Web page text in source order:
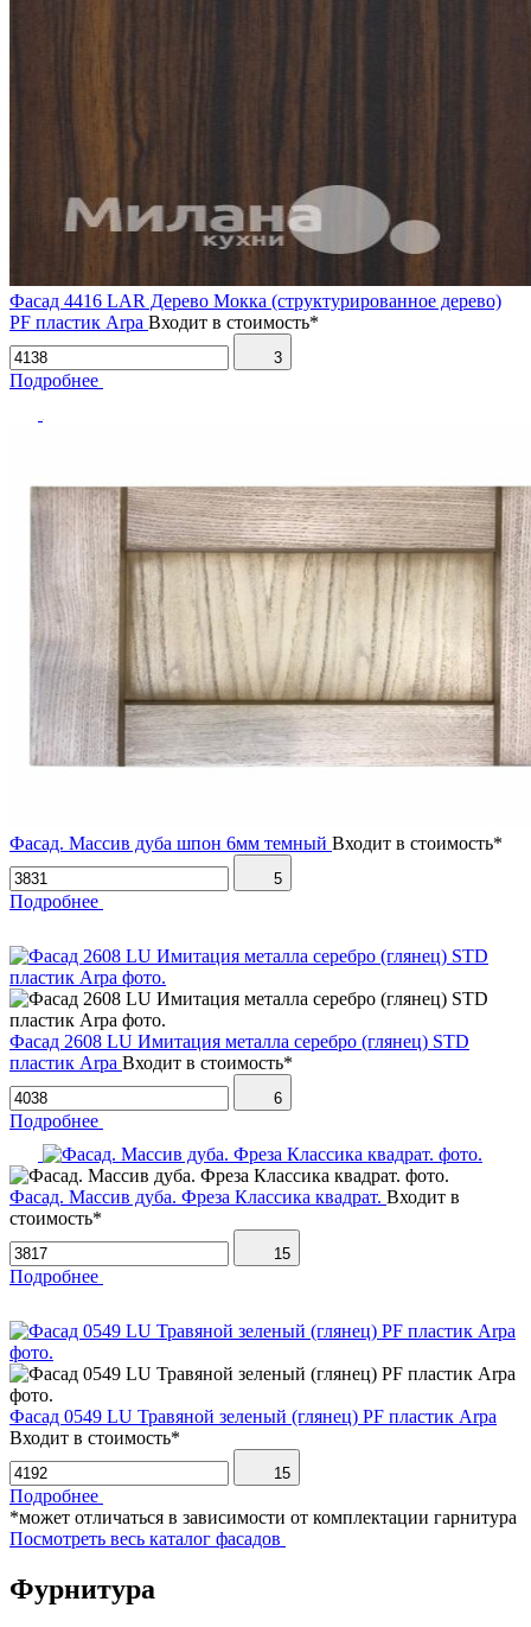
Фасад 4416 LAR Дерево Мокка (структурированное дерево)
PF пластик Arpa Входит в стоимость*
3
Подробнее
Фасад. Массив дуба шпон 6мм темный Входит в стоимость*
5
Подробнее
Фасад 2608 LU Имитация металла серебро (глянец) STD
пластик Arpa Входит в стоимость*
6
Подробнее
Фасад. Массив дуба. Фреза Классика квадрат. Входит в
стоимость*
15
Подробнее
Фасад 0549 LU Травяной зеленый (глянец) PF пластик Arpa
Входит в стоимость*
15
Подробнее
*может отличаться в зависимости от комплектации гарнитура
Посмотреть весь каталог фасадов
Фурнитура